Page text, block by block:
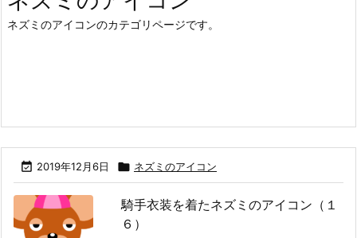
ネズミのアイコンのカテゴリページです。
 2019年12月6日  ネズミのアイコン
騎手衣装を着たネズミのアイコン（１
６）